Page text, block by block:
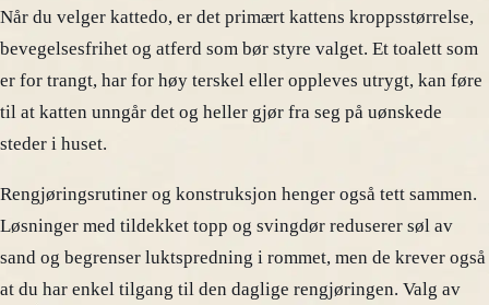
Når du velger kattedo, er det primært kattens kroppsstørrelse,
bevegelsesfrihet og atferd som bør styre valget. Et toalett som
er for trangt, har for høy terskel eller oppleves utrygt, kan føre
til at katten unngår det og heller gjør fra seg på uønskede
steder i huset.
Rengjøringsrutiner og konstruksjon henger også tett sammen.
Løsninger med tildekket topp og svingdør reduserer søl av
sand og begrenser luktspredning i rommet, men de krever også
at du har enkel tilgang til den daglige rengjøringen. Valg av